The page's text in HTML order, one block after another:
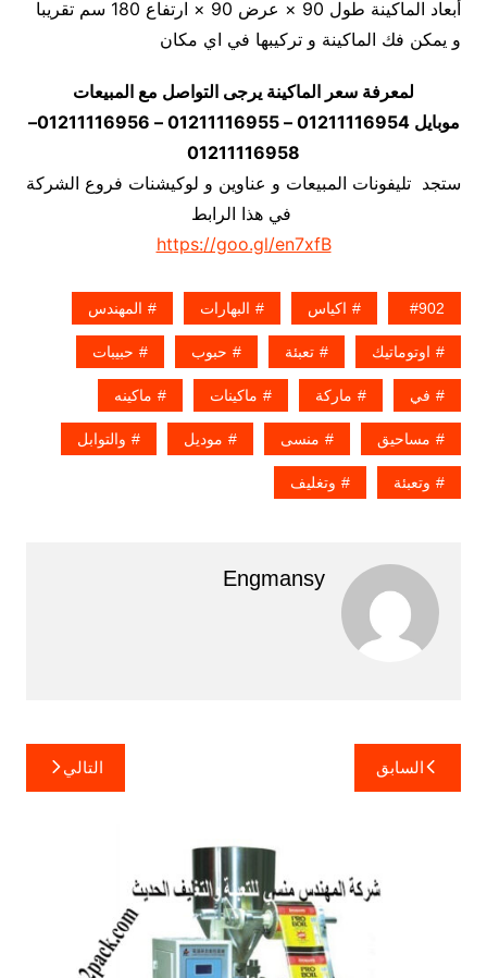
أبعاد الماكينة طول 90 × عرض 90 × ارتفاع 180 سم تقريبا
و يمكن فك الماكينة و تركيبها في اي مكان
لمعرفة سعر الماكينة يرجى التواصل مع المبيعات
موبايل 01211116954 – 01211116955 – 01211116956–
01211116958
ستجد تليفونات المبيعات و عناوين و لوكيشنات فروع الشركة
في هذا الرابط
https://goo.gl/en7xfB
902 اكياس البهارات المهندس
اوتوماتيك تعبئة حبوب حبيبات
في ماركة ماكينات ماكينه
مساحيق منسى موديل والتوابل
وتعبئة وتغليف
Engmansy
تصفّح
المقالات
السابق التالي